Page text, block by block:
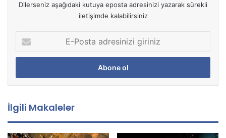
Dilerseniz aşağıdaki kutuya eposta adresinizi yazarak sürekli
iletişimde kalabilirsiniz
P
s
a
d
r
İlgili Makaleler